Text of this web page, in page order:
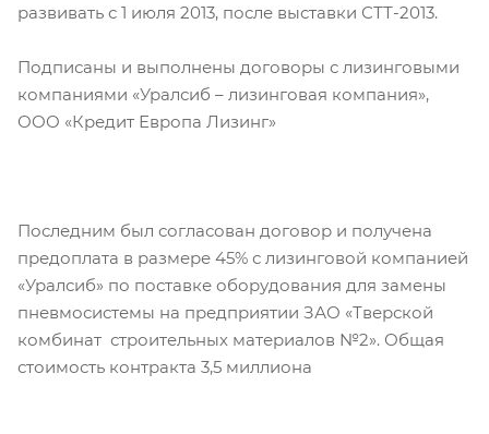
развивать с 1 июля 2013, после выставки СТТ-2013.
Подписаны и выполнены договоры с лизинговыми
компаниями «Уралсиб – лизинговая компания»,
ООО «Кредит Европа Лизинг»
Последним был согласован договор и получена
предоплата в размере 45% с лизинговой компанией
«Уралсиб» по поставке оборудования для замены
пневмосистемы на предприятии ЗАО «Тверской
комбинат строительных материалов №2». Общая
стоимость контракта 3,5 миллиона